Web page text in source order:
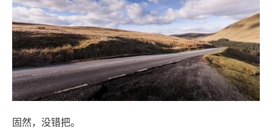
固然，没错把。